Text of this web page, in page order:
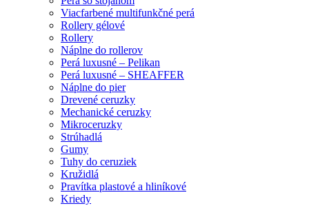
Viacfarbené multifunkčné perá
Rollery gélové
Rollery
Náplne do rollerov
Perá luxusné – Pelikan
Perá luxusné – SHEAFFER
Náplne do pier
Drevené ceruzky
Mechanické ceruzky
Mikroceruzky
Strúhadlá
Gumy
Tuhy do ceruziek
Kružidlá
Pravítka plastové a hliníkové
Kriedy